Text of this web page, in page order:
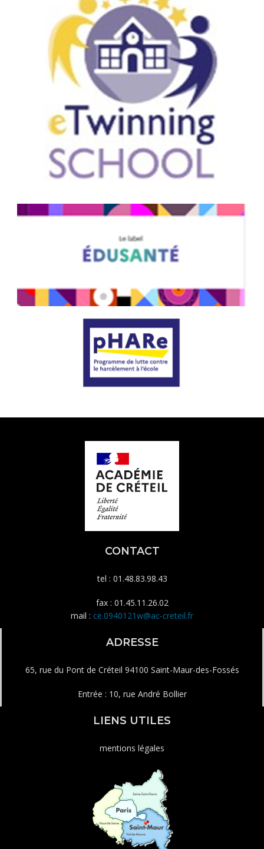
CONTACT
tel : 01.48.83.98.43
fax : 01.45.11.26.02
mail : ce.0940121w@ac-creteil.fr
ADRESSE
65, rue du Pont de Créteil 94100 Saint-Maur-des-Fossés
Entrée : 10, rue André Bollier
LIENS UTILES
mentions légales